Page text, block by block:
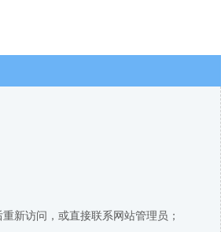
新访问，或直接联系网站管理员；